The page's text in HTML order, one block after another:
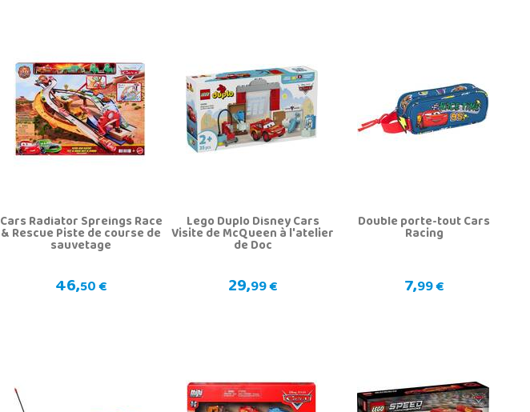
Cars Radiator Spreings Race
& Rescue Piste de course de
sauvetage
46,50 €
Lego Duplo Disney Cars
Visite de McQueen à l'atelier
de Doc
29,99 €
Double porte-tout Cars
Racing
7,99 €